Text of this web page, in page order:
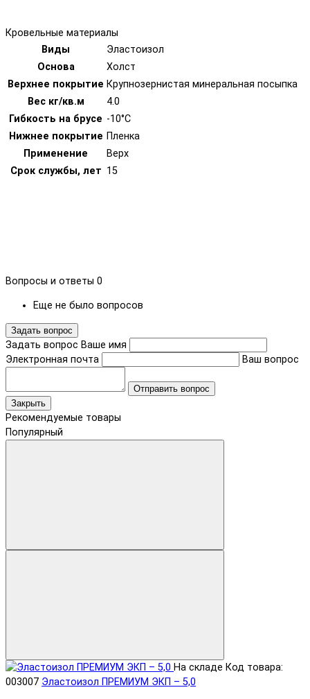
Кровельные материалы
Виды
Эластоизол
Основа
Холст
Верхнее покрытие Крупнозернистая минеральная посыпка
Вес кг/кв.м
4.0
Гибкость на брусе -10°С
Нижнее покрытие Пленка
Применение
Верх
Срок службы, лет 15
Вопросы и ответы 0
Еще не было вопросов
Задать вопрос
Задать вопрос Ваше имя
Электронная почта
Ваш вопрос
Отправить вопрос
Закрыть
Рекомендуемые товары
Популярный
На складе Код товара:
003007 Эластоизол ПРЕМИУМ ЭКП – 5,0